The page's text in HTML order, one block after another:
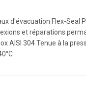
d'évacuation Flex-Seal
et réparations
AISI 304 Tenue à la